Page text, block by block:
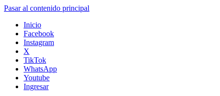
Pasar al contenido principal
Inicio
Facebook
Instagram
X
TikTok
WhatsApp
Youtube
Ingresar